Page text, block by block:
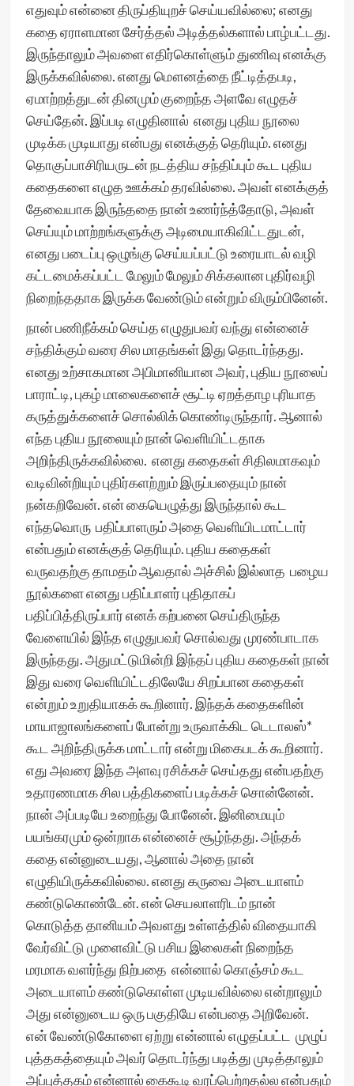
எதுவும் என்னை திருப்தியுறச் செய்யவில்லை; எனது
கதை ஏராளமான சேர்த்தல் அடித்தல்களால் பாழ்பட்டது.
இருந்தாலும் அவளை எதிர்கொள்ளும் துணிவு எனக்கு
இருக்கவில்லை. எனது மௌனத்தை நீட்டித்தபடி,
ஏமாற்றத்துடன் தினமும் குறைந்த அளவே எழுதச்
செய்தேன். இப்படி எழுதினால் எனது புதிய நூலை
முடிக்க முடியாது என்பது எனக்குத் தெரியும். எனது
தொகுப்பாசிரியருடன் நடத்திய சந்திப்பும் கூட புதிய
கதைகளை எழுத ஊக்கம் தரவில்லை. அவள் எனக்குத்
தேவையாக இருந்ததை நான் உணர்ந்த்தோடு, அவள்
செய்யும் மாற்றங்களுக்கு அடிமையாகிவிட்டதுடன்,
எனது படைப்பு ஒழுங்கு செய்யப்பட்டு உரையாடல் வழி
கட்டமைக்கப்பட்ட மேலும் மேலும் சிக்கலான புதிர்வழி
நிறைந்ததாக இருக்க வேண்டும் என்றும் விரும்பினேன்.
நான் பணிநீக்கம் செய்த எழுதுபவர் வந்து என்னைச்
சந்திக்கும் வரை சில மாதங்கள் இது தொடர்ந்தது.
எனது உற்சாகமான அபிமானியான அவர், புதிய நூலைப்
பாராட்டி, புகழ் மாலைகளைச் சூட்டி ஏறத்தாழ புரியாத
கருத்துக்களைச் சொல்லிக் கொண்டிருந்தார். ஆனால்
எந்த புதிய நூலையும் நான் வெளியிட்டதாக
அறிந்திருக்கவில்லை. எனது கதைகள் சிதிலமாகவும்
வடிவின்றியும் புதிர்களற்றும் இருப்பதையும் நான்
நன்கறிவேன். என் கையெழுத்து இருந்தால் கூட
எந்தவொரு பதிப்பாளரும் அதை வெளியிடமாட்டார்
என்பதும் எனக்குத் தெரியும். புதிய கதைகள்
வருவதற்கு தாமதம் ஆவதால் அச்சில் இல்லாத பழைய
நூல்களை எனது பதிப்பாளர் புதிதாகப்
பதிப்பித்திருப்பார் எனக் கற்பனை செய்திருந்த
வேளையில் இந்த எழுதுபவர் சொல்வது முரண்பாடாக
இருந்தது. அதுமட்டுமின்றி இந்தப் புதிய கதைகள் நான்
இது வரை வெளியிட்டதிலேயே சிறப்பான கதைகள்
என்றும் உறுதியாகக் கூறினார். இந்தக் கதைகளின்
மாயாஜாலங்களைப் போன்று உருவாக்கிட டெடாலஸ்*
கூட அறிந்திருக்க மாட்டார் என்று மிகைபடக் கூறினார்.
எது அவரை இந்த அளவு ரசிக்கச் செய்தது என்பதற்கு
உதாரணமாக சில பத்திகளைப் படிக்கச் சொன்னேன்.
நான் அப்படியே உறைந்து போனேன். இனிமையும்
பயங்கரமும் ஒன்றாக என்னைச் சூழ்ந்தது. அந்தக்
கதை என்னுடையது, ஆனால் அதை நான்
எழுதியிருக்கவில்லை. எனது கருவை அடையாளம்
கண்டுகொண்டேன். என் செயலாளரிடம் நான்
கொடுத்த தானியம் அவளது உள்ளத்தில் விதையாகி
வேர்விட்டு முளைவிட்டு பசிய இலைகள் நிறைந்த
மரமாக வளர்ந்து நிற்பதை என்னால் கொஞ்சம் கூட
அடையாளம் கண்டுகொள்ள முடியவில்லை என்றாலும்
அது என்னுடைய ஒரு பகுதியே என்பதை அறிவேன்.
என் வேண்டுகோளை ஏற்று என்னால் எழுதப்பட்ட முழுப்
புத்தகத்தையும் அவர் தொடர்ந்து படித்து முடித்தாலும்
அப்புத்தகம் என்னால் கைகூடி வரப்பெற்றதல்ல என்பதும்